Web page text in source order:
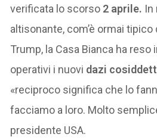
verificata lo scorso 2 aprile. In
altisonante, com’è ormai tipico
Trump, la Casa Bianca ha
operativi i nuovi dazi
«reciproco significa che lo
facciamo a loro. Molto
presidente USA.